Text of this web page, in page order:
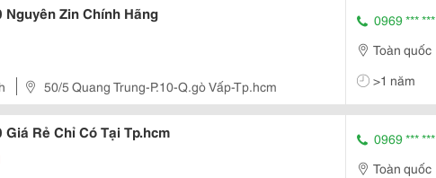
Nguyên Zin Chính Hãng
50/5 Quang Trung-P.10-Q.gò Vấp-Tp.hcm
0969 *** ***
Toàn quốc
>1 năm
Giá Rẻ Chỉ Có Tại Tp.hcm
0969 *** ***
Toàn quốc